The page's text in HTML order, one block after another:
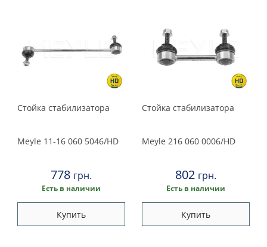
Стойка стабилизатора
Meyle 11-16 060 5046/HD
778 грн.
Есть в наличии
Купить
Стойка стабилизатора
Meyle 216 060 0006/HD
802 грн.
Есть в наличии
Купить